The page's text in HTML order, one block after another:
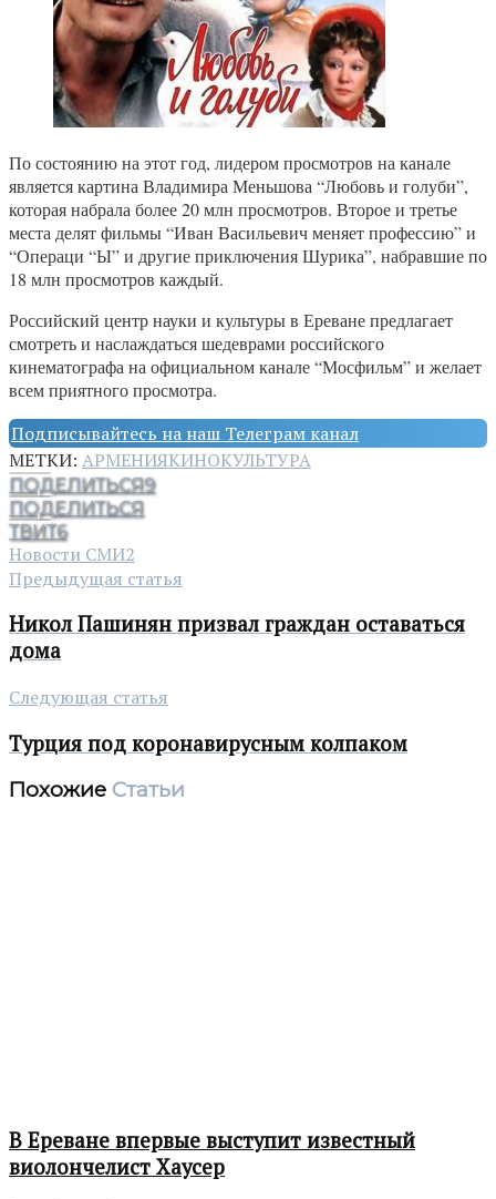
По состоянию на этот год, лидером просмотров на канале
является картина Владимира Меньшова “Любовь и голуби”,
которая набрала более 20 млн просмотров. Второе и третье
места делят фильмы “Иван Васильевич меняет профессию” и
“Операци “Ы” и другие приключения Шурика”, набравшие по
18 млн просмотров каждый.
Российский центр науки и культуры в Ереване предлагает
смотреть и наслаждаться шедеврами российского
кинематографа на официальном канале “Мосфильм” и желает
всем приятного просмотра.
Подписывайтесь на наш Телеграм канал
МЕТКИ: АРМЕНИЯКИНОКУЛЬТУРА
ПОДЕЛИТЬСЯ9
ПОДЕЛИТЬСЯ
ТВИТ6
Новости СМИ2
Предыдущая статья
Никол Пашинян призвал граждан оставаться
дома
Следующая статья
Турция под коронавирусным колпаком
Похожие Статьи
В Ереване впервые выступит известный
виолончелист Хаусер